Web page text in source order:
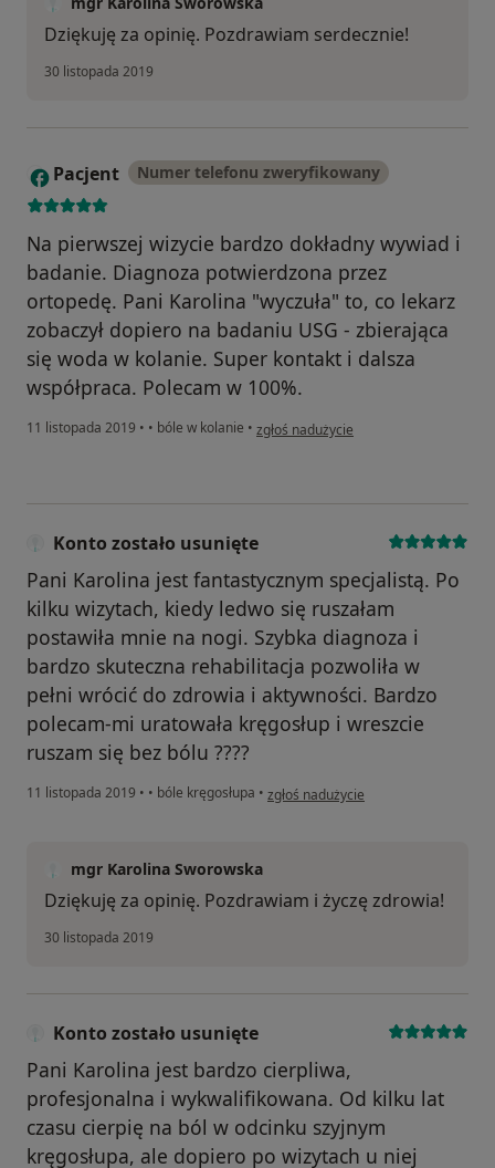
Dziękuję za opinię. Pozdrawiam serdecznie!
30 listopada 2019
P Pacjent Numer telefonu zweryfikowany
Na pierwszej wizycie bardzo dokładny wywiad i
badanie. Diagnoza potwierdzona przez
ortopedę. Pani Karolina "wyczuła" to, co lekarz
zobaczył dopiero na badaniu USG - zbierająca
się woda w kolanie. Super kontakt i dalsza
współpraca. Polecam w 100%.
11 listopada 2019 • • bóle w kolanie • w opinii użytkownika Pacjent
zgłoś nadużycie
Konto zostało usunięte
Pani Karolina jest fantastycznym specjalistą. Po
kilku wizytach, kiedy ledwo się ruszałam
postawiła mnie na nogi. Szybka diagnoza i
bardzo skuteczna rehabilitacja pozwoliła w
pełni wrócić do zdrowia i aktywności. Bardzo
polecam-mi uratowała kręgosłup i wreszcie
ruszam się bez bólu ????
11 listopada 2019 • • bóle kręgosłupa • w opinii użytkownika Konto zostało
zgłoś nadużycie
mgr Karolina Sworowska
Dziękuję za opinię. Pozdrawiam i życzę zdrowia!
30 listopada 2019
Konto zostało usunięte
Pani Karolina jest bardzo cierpliwa,
profesjonalna i wykwalifikowana. Od kilku lat
czasu cierpię na ból w odcinku szyjnym
kręgosłupa, ale dopiero po wizytach u niej